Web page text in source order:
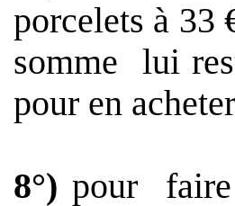
porcelets à 33
somme
lui
pour en
8°) pour